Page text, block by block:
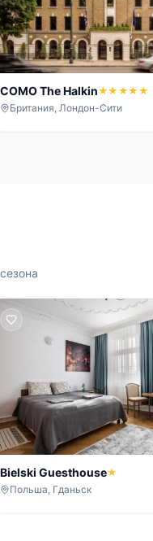
COMO The Halkin★★★★★
Британия, Лондон-Сити
Bielski Guesthouse★
Польша, Гданьск